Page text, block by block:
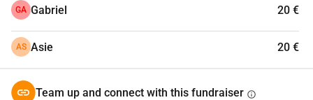
GA Gabriel 20 €
AS Asie 20 €
Team up and connect with this fundraiser info